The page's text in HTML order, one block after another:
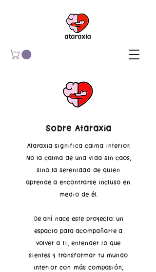
Sobre Ataraxia
Ataraxia significa calma interior.
No la calma de una vida sin caos,
sino la serenidad de quien
aprende a encontrarse incluso en
medio de él.
De ahí nace este proyecto: un
espacio para acompañarte a
volver a ti, entender lo que
sientes y transformar tu mundo
interior con más compasión,